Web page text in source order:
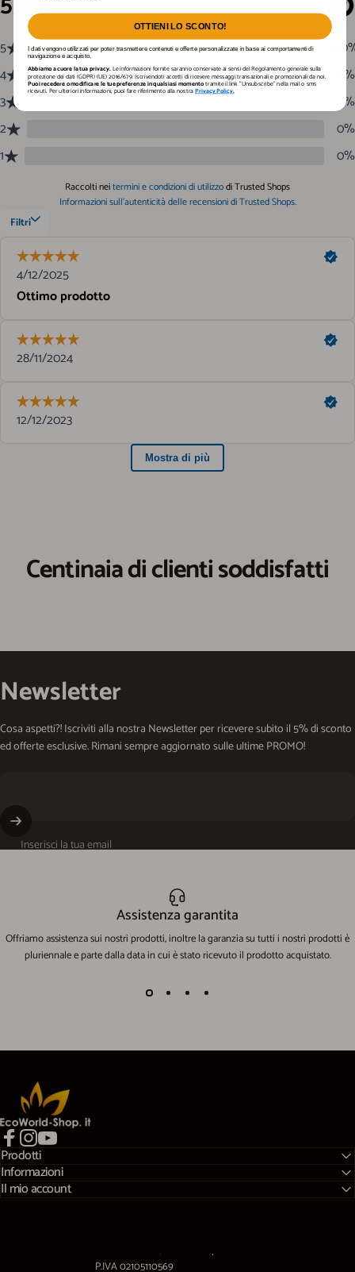
Centinaia di clienti soddisfatti
Newsletter
Cosa aspetti?! Iscriviti alla nostra Newsletter per ricevere subito il 5% di sconto
ed offerte esclusive. Rimani sempre aggiornato sulle ultime PROMO!
Inserisci la tua email
Assistenza garantita
Offriamo assistenza sui nostri prodotti, inoltre la garanzia su tutti i nostri prodotti è
pluriennale e parte dalla data in cui è stato ricevuto il prodotto acquistato.
EcoWorld-Shop
Facebook
Instagram
YouTube
Prodotti
Informazioni
Il mio account
Viale A.Gramsci,10 01032 Caprarola (VT)
P.IVA 02105110569
OTTIENI LO SCONTO!
I dati vengono utilizzati per poter trasmettere contenuti e offerte personalizzate in base ai comportamenti di
navigazione e acquisto.
Abbiamo a cuore la tua privacy.Le informazioni fornite saranno conservate ai sensi del Regolamento generale sulla
protezione dei dati (GDPR) (UE) 2016/679. Iscrivendoti accetti di ricevere messaggi transazionali e promozionali da noi.
Puoi recedere o modificare le tue preferenze in qualsiasi momentotramite il link "Unsubscribe" nella mail o sms
ricevuti. Per ulteriori informazioni, puoi fare riferimento alla nostraPrivacy Policy.